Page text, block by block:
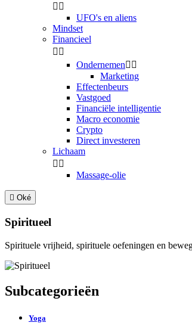
 
UFO's en aliens
Mindset
Financieel
 
Ondernemen 
Marketing
Effectenbeurs
Vastgoed
Financiële intelligentie
Macro economie
Crypto
Direct investeren
Lichaam
 
Massage-olie
 Oké
Spiritueel
Spirituele vrijheid, spirituele oefeningen en
Subcategorieën
Yoga